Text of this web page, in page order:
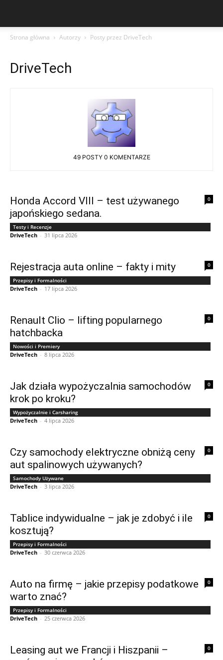
Strona główna Autorzy Posty przez DriveTech
DriveTech
49 POSTY 0 KOMENTARZE
0
Honda Accord VIII – test używanego
japońskiego sedana.
Testy i Recenzje
DriveTech - 31 lipca 2026
0
Rejestracja auta online – fakty i mity
Przepisy i Formalności
DriveTech - 17 lipca 2026
0
Renault Clio – lifting popularnego
hatchbacka
Nowości i Premiery
DriveTech - 8 lipca 2026
0
Jak działa wypożyczalnia samochodów
krok po kroku?
Wypożyczalnie i Carsharing
DriveTech - 4 lipca 2026
0
Czy samochody elektryczne obniżą ceny
aut spalinowych używanych?
Samochody Używane
DriveTech - 3 lipca 2026
0
Tablice indywidualne – jak je zdobyć i ile
kosztują?
Przepisy i Formalności
DriveTech - 30 czerwca 2026
0
Auto na firmę – jakie przepisy podatkowe
warto znać?
Przepisy i Formalności
DriveTech - 25 czerwca 2026
0
Leasing aut we Francji i Hiszpanii –